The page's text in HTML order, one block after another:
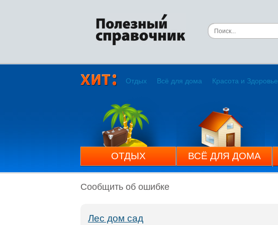
Отдых Всё для дома Красота и Здоровье
ОТДЫХ ВСЁ ДЛЯ ДОМА
Сообщить об ошибке
Лес дом сад